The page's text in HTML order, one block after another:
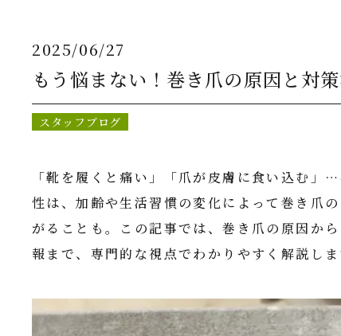
2025/06/27
もう悩まない！巻き爪の原因と対
スタッフブログ
「靴を履くと痛い」「爪が皮膚に食い込む
性は、加齢や生活習慣の変化によって巻き爪
がることも。この記事では、巻き爪の原因か
報まで、専門的な視点でわかりやすく解説し